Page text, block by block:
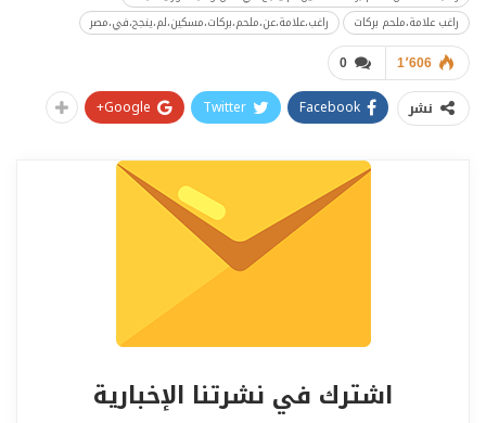
راغب علامة،ملحم بركات
راغب،علامة،عن،ملحم،بركات،مسكين،لم،ينجح،في،مصر
0 1٬606
نشر Facebook
Twitter
Google+
اشترك في نشرتنا الإخبارية